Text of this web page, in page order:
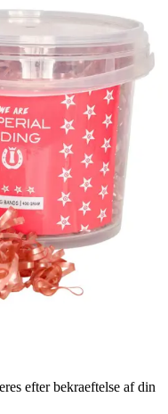
efter bekraeftelse af din